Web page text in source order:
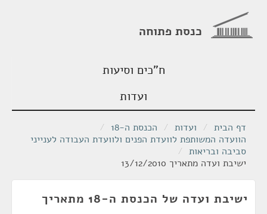
כנסת פתוחה
ח"כים וסיעות
ועדות
דף הבית / ועדות / הכנסת ה-18
/
הוועדה המשותפת לוועדת הפנים ולוועדת העבודה לענייני
סביבה ובריאות /
ישיבת ועדה מתאריך 13/12/2010
ישיבת ועדה של הכנסת ה-18 מתאריך